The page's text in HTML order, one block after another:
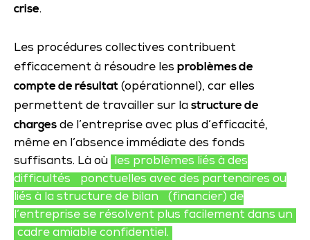
crise.
Les procédures collectives contribuent
efficacement à résoudre les problèmes de
compte de résultat (opérationnel), car elles
permettent de travailler sur la structure de
charges de l’entreprise avec plus d’efficacité,
même en l’absence immédiate des fonds
suffisants. Là où les problèmes liés à des
difficultés
ponctuelles avec des partenaires ou
liés à la structure de bilan
(financier) de
l’entreprise se résolvent plus facilement dans un
cadre amiable confidentiel.